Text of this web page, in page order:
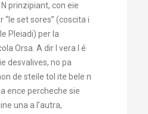
prinzipiant, con eie
“le set sores” (coscita i
Pleiadi) per la
Orsa. A dir l vera l é
desvalives, no pa
de steile tol ite bele n
ence percheche sie
una a l’autra,